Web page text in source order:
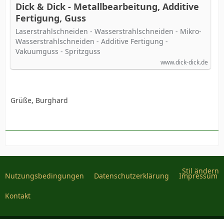
Dick & Dick - Metallbearbeitung, Additive
Fertigung, Guss
Laserstrahlschneiden - Wasserstrahlschneiden - Mikro-
Wasserstrahlschneiden - Additive Fertigung -
Vakuumguss - Spritzguss
www.dick-dick.de
Grüße, Burghard
Stil ändern
Nutzungsbedingungen Datenschutzerklärung Impressum
Kontakt